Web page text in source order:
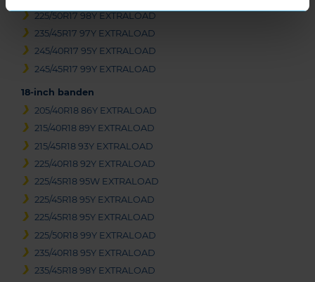
225/50R17 98Y EXTRALOAD
235/45R17 97Y EXTRALOAD
245/40R17 95Y EXTRALOAD
245/45R17 99Y EXTRALOAD
18-inch banden
205/40R18 86Y EXTRALOAD
215/40R18 89Y EXTRALOAD
215/45R18 93Y EXTRALOAD
225/40R18 92Y EXTRALOAD
225/45R18 95W EXTRALOAD
225/45R18 95Y EXTRALOAD
225/45R18 95Y EXTRALOAD
225/50R18 99Y EXTRALOAD
235/40R18 95Y EXTRALOAD
235/45R18 98Y EXTRALOAD